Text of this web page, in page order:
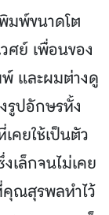
มพ์ขนาดโต
ศย์ เพื่อนของ
และผมต่างดู
รูปอักษรทั้ง
คยใช้เป็นตัว
เล็กจนไม่เคย
ณสุรพลทําไว้